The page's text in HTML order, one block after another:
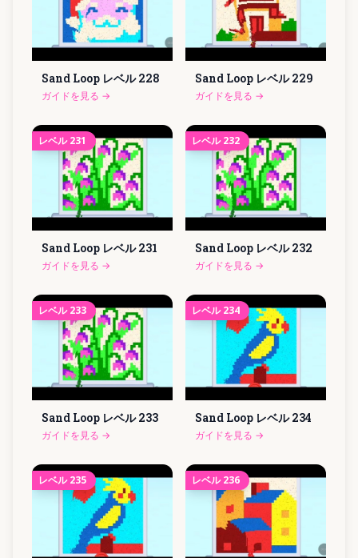
Sand Loop レベル 228
ガイドを見る →
Sand Loop レベル 229
ガイドを見る →
レベル 231
Sand Loop レベル 231
ガイドを見る →
レベル 232
Sand Loop レベル 232
ガイドを見る →
レベル 233
Sand Loop レベル 233
ガイドを見る →
レベル 234
Sand Loop レベル 234
ガイドを見る →
レベル 235 レベル 236